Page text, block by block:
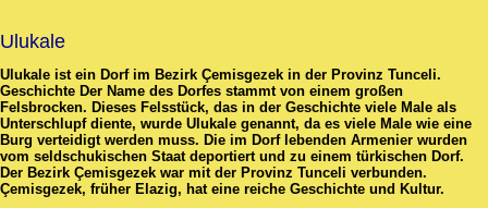
Ulukale
Ulukale ist ein Dorf im Bezirk Çemisgezek in der Provinz Tunceli.
Geschichte Der Name des Dorfes stammt von einem großen
Felsbrocken. Dieses Felsstück, das in der Geschichte viele Male als
Unterschlupf diente, wurde Ulukale genannt, da es viele Male wie eine
Burg verteidigt werden muss. Die im Dorf lebenden Armenier wurden
vom seldschukischen Staat deportiert und zu einem türkischen Dorf.
Der Bezirk Çemisgezek war mit der Provinz Tunceli verbunden.
Çemisgezek, früher Elazig, hat eine reiche Geschichte und Kultur.